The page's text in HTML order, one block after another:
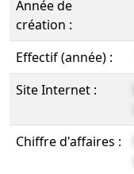
Année de
création :
Effectif (année) :
Site Internet :
Chiffre d'affaires :